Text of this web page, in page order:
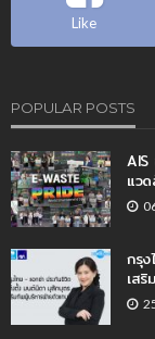
Like
POPULAR POSTS
AIS
แว
กรุ
เสริ